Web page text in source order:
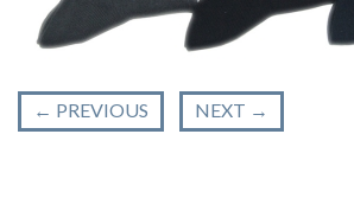
← PREVIOUS NEXT →